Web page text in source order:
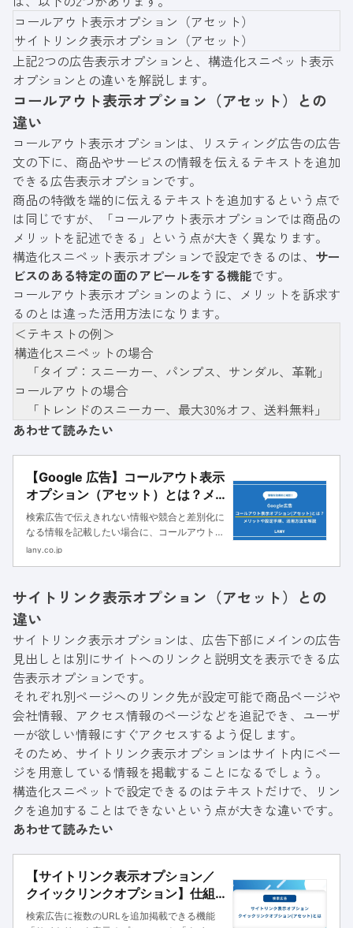
コールアウト表示オプション（アセット）
サイトリンク表示オプション（アセット）
上記2つの広告表示オプションと、構造化スニペット表示
オプションとの違いを解説します。
コールアウト表示オプション（アセット）との
違い
コールアウト表示オプションは、リスティング広告の広告
文の下に、商品やサービスの情報を伝えるテキストを追加
できる広告表示オプションです。
商品の特徴を端的に伝えるテキストを追加するという点で
は同じですが、「コールアウト表示オプションでは商品の
メリットを記述できる」という点が大きく異なります。
構造化スニペット表示オプションで設定できるのは、 サー
ビスのある特定の面のアピールをする機能です。
コールアウト表示オプションのように、メリットを訴求す
るのとは違った活用方法になります。
＜テキストの例＞
構造化スニペットの場合
「タイプ：スニーカー、パンプス、サンダル、革靴」
コールアウトの場合
「トレンドのスニーカー、最大30%オフ、送料無料」
あわせて読みたい
【Google 広告】コールアウト表示
オプション（アセット）とは？メ
リットや効果的な活用方法も解
説！
検索広告で伝えきれない情報や競合と差別化に
なる情報を記載したい場合に、コールアウト表
示オプションを活用することをおすすめしま
を補足できる機能のことです。 ユー
lany.co.jp
サイトリンク表示オプション（アセット）との
違い
サイトリンク表示オプションは、広告下部にメインの広告
見出しとは別にサイトへのリンクと説明文を表示できる広
告表示オプションです。
それぞれ別ページへのリンク先が設定可能で商品ページや
会社情報、アクセス情報のページなどを追記でき、ユーザ
ーが欲しい情報にすぐアクセスするよう促します。
そのため、サイトリンク表示オプションはサイト内にペー
ジを用意している情報を掲載することになるでしょう。
構造化スニペットで設定できるのはテキストだけで、リン
クを追加することはできないという点が大きな違いです。
あわせて読みたい
【サイトリンク表示オプション／
クイックリンクオプション】仕組
みと設定方法を解説
検索広告に複数のURLを追加掲載できる機能